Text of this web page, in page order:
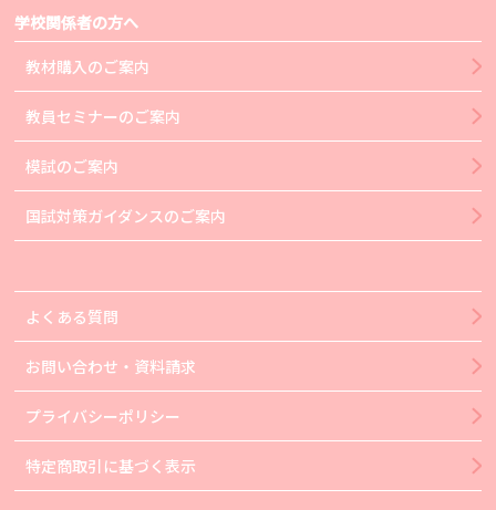
学校関係者の方へ
教材購入のご案内
教員セミナーのご案内
模試のご案内
国試対策ガイダンスのご案内
よくある質問
お問い合わせ・資料請求
プライバシーポリシー
特定商取引に基づく表示